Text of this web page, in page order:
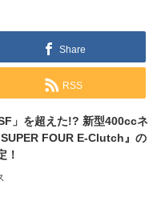
Share
RSS
」を超えた!? 新型400ccネ
FOUR E-Clutch』の
！